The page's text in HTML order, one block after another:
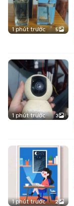
1 phút trước 5
1 phút trước 3
1 phút trước 2